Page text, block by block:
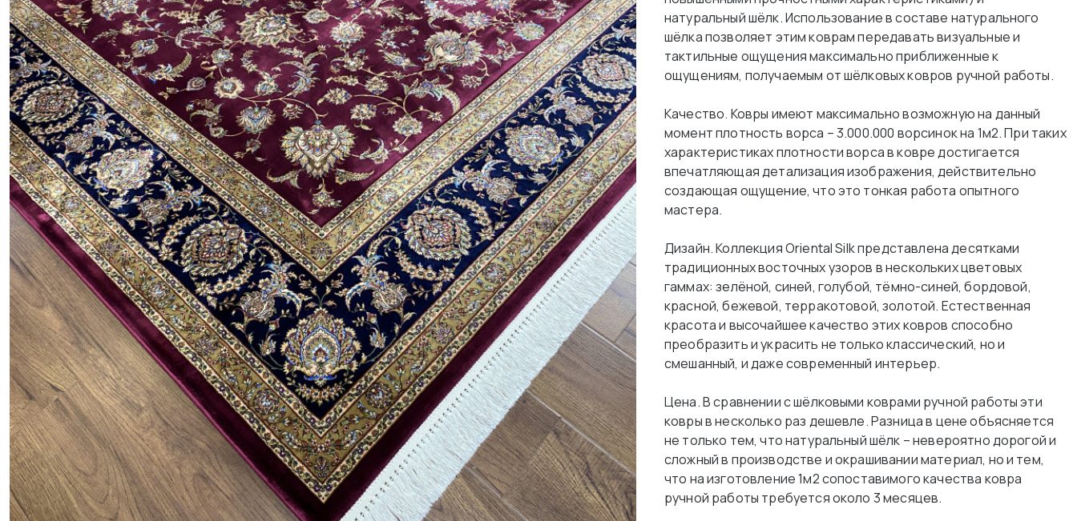
натуральный шёлк. Использование в составе натурального
шёлка позволяет этим коврам передавать визуальные и
тактильные ощущения максимально приближенные к
ощущениям, получаемым от шёлковых ковров ручной работы.
Качество. Ковры имеют максимально возможную на данный
момент плотность ворса – 3.000.000 ворсинок на 1м2. При таких
характеристиках плотности ворса в ковре достигается
впечатляющая детализация изображения, действительно
создающая ощущение, что это тонкая работа опытного
мастера.
Дизайн. Коллекция Oriental Silk представлена десятками
традиционных восточных узоров в нескольких цветовых
гаммах: зелёной, синей, голубой, тёмно-синей, бордовой,
красной, бежевой, терракотовой, золотой. Естественная
красота и высочайшее качество этих ковров способно
преобразить и украсить не только классический, но и
смешанный, и даже современный интерьер.
Цена. В сравнении с шёлковыми коврами ручной работы эти
ковры в несколько раз дешевле. Разница в цене объясняется
не только тем, что натуральный шёлк – невероятно дорогой и
сложный в производстве и окрашивании материал, но и тем,
что на изготовление 1м2 сопоставимого качества ковра
ручной работы требуется около 3 месяцев.